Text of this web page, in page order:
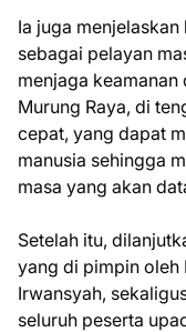
Ia juga
sebagai pelayan
menjaga
Murung Raya, di
cepat, yang dapat
manusia sehingga
masa yang akan
Setelah itu,
yang di pimpin oleh
Irwansyah,
seluruh peserta